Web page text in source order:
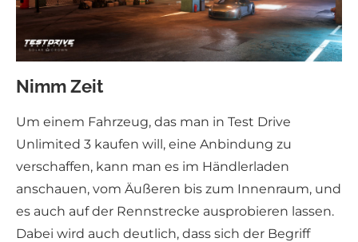
Nimm Zeit
Um einem Fahrzeug, das man in Test Drive
Unlimited 3 kaufen will, eine Anbindung zu
verschaffen, kann man es im Händlerladen
anschauen, vom Äußeren bis zum Innenraum, und
es auch auf der Rennstrecke ausprobieren lassen.
Dabei wird auch deutlich, dass sich der Begriff